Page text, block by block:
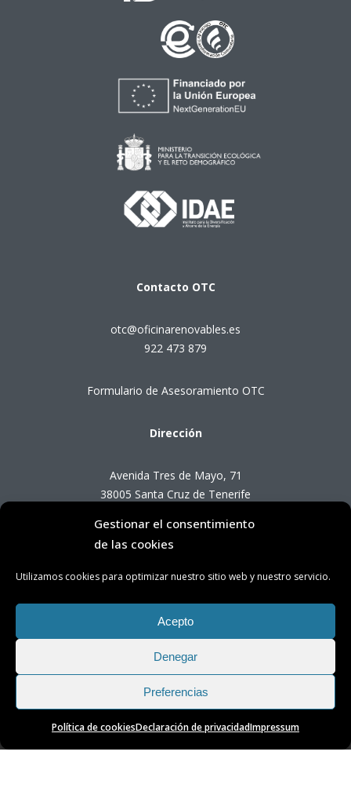
Gestionar el consentimiento
de las cookies
Utilizamos cookies para optimizar nuestro sitio web y nuestro servicio.
Acepto
Denegar
Preferencias
Política de cookiesDeclaración de privacidadImpressum
Contacto OTC
otc@oficinarenovables.es
922 473 879
Formulario de Asesoramiento OTC
Dirección
Avenida Tres de Mayo, 71
38005 Santa Cruz de Tenerife
Horario de Atención OTC
Lunes a viernes de 8:00 a 14:00 horas
Transparencia|Aviso Legal|Privacidad|Cookies